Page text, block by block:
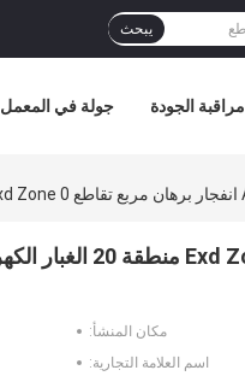
يبحث
جولة في المعمل مراقبة الجودة
مكان المنشأ:
اسم العلامة التجارية: